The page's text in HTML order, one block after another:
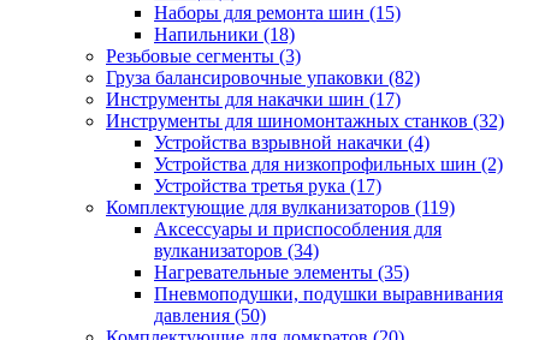
Наборы для ремонта шин (15)
Напильники (18)
Резьбовые сегменты (3)
Груза балансировочные упаковки (82)
Инструменты для накачки шин (17)
Инструменты для шиномонтажных станков (32)
Устройства взрывной накачки (4)
Устройства для низкопрофильных шин (2)
Устройства третья рука (17)
Комплектующие для вулканизаторов (119)
Аксессуары и приспособления для
вулканизаторов (34)
Нагревательные элементы (35)
Пневмоподушки, подушки выравнивания
давления (50)